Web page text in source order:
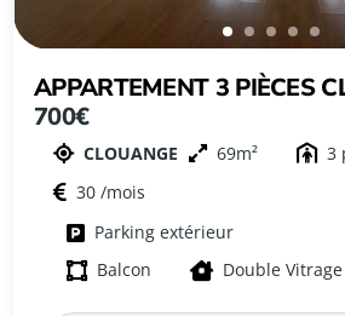
APPARTEMENT 3 PIÈCES
AVEC PARKING
700€
CLOUANGE 69
3
30
Parking extérieur
Balcon
Double Vitrage